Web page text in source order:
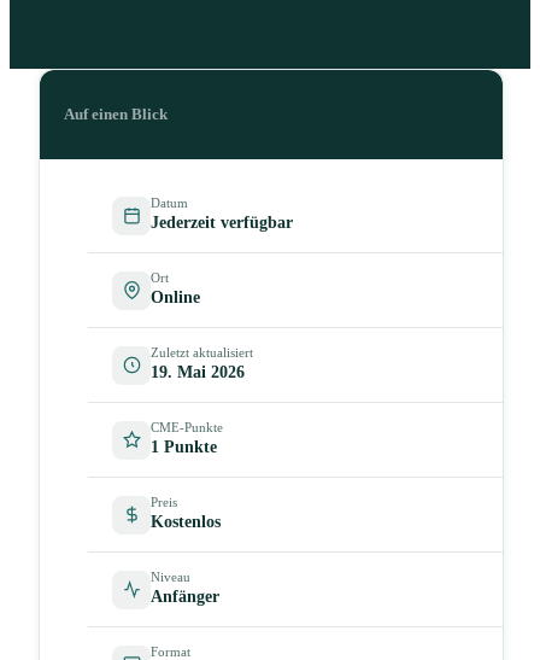
Auf einen Blick
Datum
Jederzeit verfügbar
Ort
Online
Zuletzt aktualisiert
19. Mai 2026
CME-Punkte
1 Punkte
Preis
Kostenlos
Niveau
Anfänger
Format